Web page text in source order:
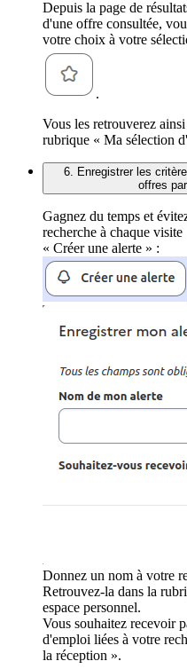
Depuis la page de
d'une offre consultée,
votre choix à votre
.
Vous les retrouverez
rubrique « Ma sélection
6. Enregistrer les
offres
Gagnez du temps et
recherche à chaque
« Créer une alerte » :
Donnez un nom à votre
Retrouvez-la dans la
espace personnel.
Vous souhaitez recevoir
d'emploi liées à votre
la réception ».